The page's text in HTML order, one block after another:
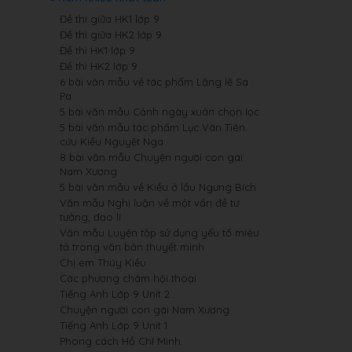
Đề thi giữa HK1 lớp 9
Đề thi giữa HK2 lớp 9
Đề thi HK1 lớp 9
Đề thi HK2 lớp 9
6 bài văn mẫu về tác phẩm Lặng lẽ Sa
Pa
5 bài văn mẫu Cảnh ngày xuân chọn lọc
5 bài văn mẫu tác phẩm Lục Vân Tiên
cứu Kiều Nguyệt Nga
8 bài văn mẫu Chuyện người con gái
Nam Xương
5 bài văn mẫu về Kiều ở lầu Ngưng Bích
Văn mẫu Nghị luận về một vấn đề tư
tưởng, đạo lí
Văn mẫu Luyện tập sử dụng yếu tố miêu
tả trong văn bản thuyết minh
Chị em Thúy Kiều
Các phương châm hội thoại
Tiếng Anh Lớp 9 Unit 2
Chuyện người con gái Nam Xương
Tiếng Anh Lớp 9 Unit 1
Phong cách Hồ Chí Minh